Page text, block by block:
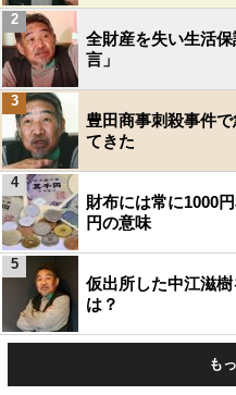
全財産を失い生活
言」
2
豊田商事刺殺事件
てきた
3
財布には常に1000
円の意味
4
仮出所した中江滋
は？
5
も